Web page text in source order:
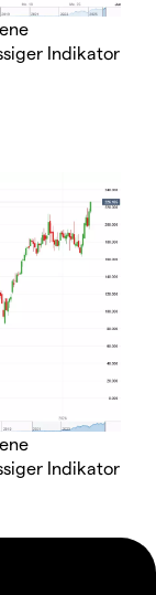
Indikator
Indikator